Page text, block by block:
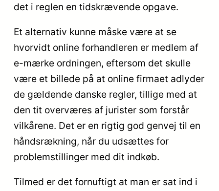
det i reglen en tidskrævende opgave.
Et alternativ kunne måske være at se
hvorvidt online forhandleren er medlem af
e-mærke ordningen, eftersom det skulle
være et billede på at online firmaet adlyder
de gældende danske regler, tillige med at
den tit overværes af jurister som forstår
vilkårene. Det er en rigtig god genvej til en
håndsrækning, når du udsættes for
problemstillinger med dit indkøb.
Tilmed er det fornuftigt at man er sat ind i